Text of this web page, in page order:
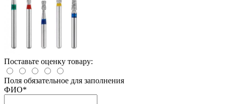
Поставьте оценку товару:
Поля обязательное для заполнения
ФИО*